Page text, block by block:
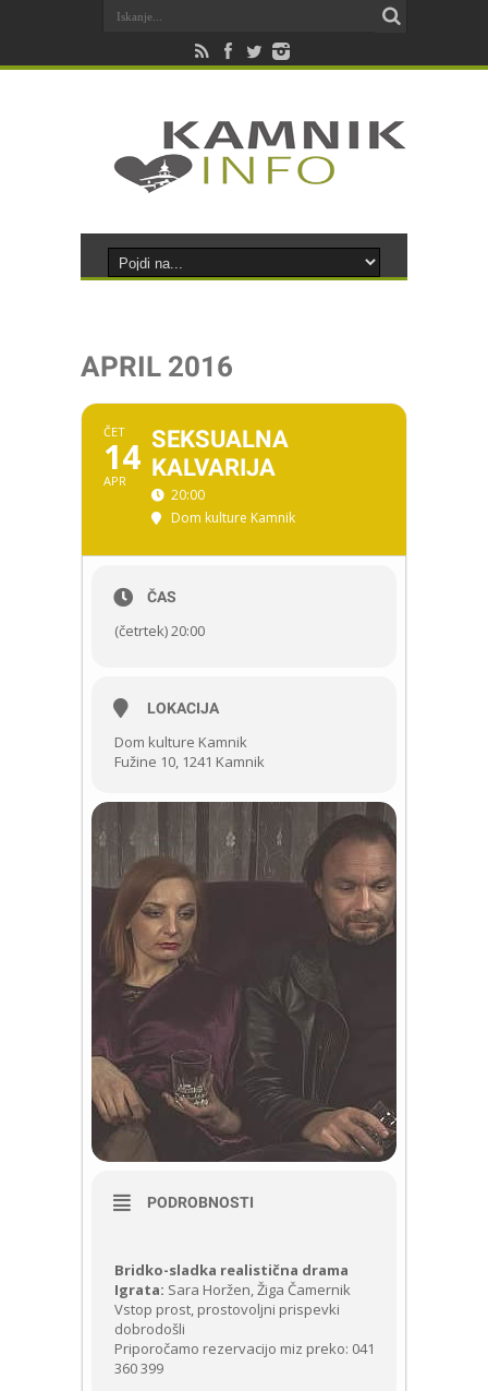
APRIL 2016
ČET
14
APR
SEKSUALNA
KALVARIJA
20:00
Dom kulture Kamnik
ČAS
(četrtek) 20:00
LOKACIJA
Dom kulture Kamnik
Fužine 10, 1241 Kamnik
PODROBNOSTI
Bridko-sladka realistična drama
Igrata: Sara Horžen, Žiga Čamernik
Vstop prost, prostovoljni prispevki
dobrodošli
Priporočamo rezervacijo miz preko: 041
360 399